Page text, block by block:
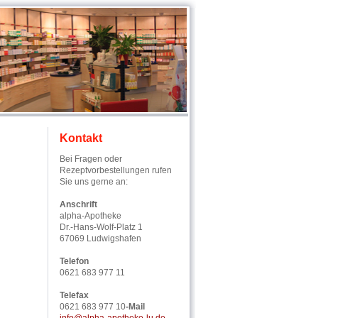
Kontakt
Bei Fragen oder
Rezeptvorbestellungen rufen
Sie uns gerne an:
Anschrift
alpha-Apotheke
Dr.-Hans-Wolf-Platz 1
67069 Ludwigshafen
Telefon
0621 683 977 11
Telefax
0621 683 977 10-Mail